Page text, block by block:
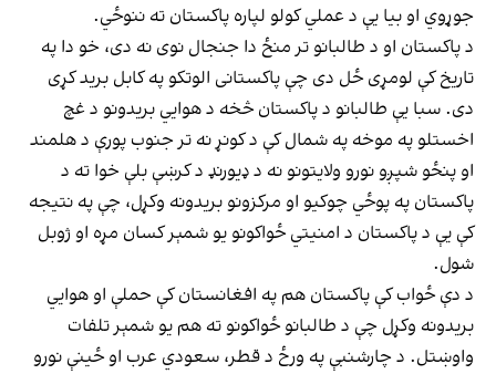
جوړوي او بیا یې د عملي کولو لپاره پاکستان ته ننوځي.
د پاکستان او د طالبانو تر منځ دا جنجال نوی نه دی، خو دا په
تاریخ کې لومړی ځل دی چې پاکستانی الوتکو په کابل برید کړی
دی. سبا یې طالبانو د پاکستان څخه د هوایي بریدونو د غچ
اخستلو په موخه په شمال کې د کونړ نه تر جنوب پورې د هلمند
او پنځو شپږو نورو ولایتونو نه د ډیورنډ د کرښې بلې خوا ته د
پاکستان په پوځي چوکیو او مرکزونو بریدونه وکړل، چې په نتیجه
کې یې د پاکستان د امنیتي ځواکونو یو شمېر کسان مړه او ژوبل
شول.
د دې ځواب کې پاکستان هم په افغانستان کې حملې او هوایي
بریدونه وکړل چې د طالبانو ځواکونو ته هم یو شمېر تلفات
واوښتل. د چارشنبې په ورځ د قطر، سعودي عرب او ځینې نورو